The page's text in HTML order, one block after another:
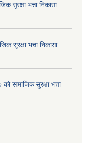
सुरक्षा भत्ता निकासा
सुरक्षा भत्ता निकासा
सामाजिक सुरक्षा भत्ता